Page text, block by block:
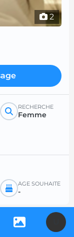
2
RECHERCHE
Femme
ÂGE SOUHAITÉ
-
à des